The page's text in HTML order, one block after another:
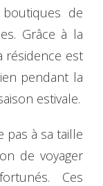
de
Grâce à la
résidence est
pendant la
estivale.
pas à sa taille
de voyager
Ces